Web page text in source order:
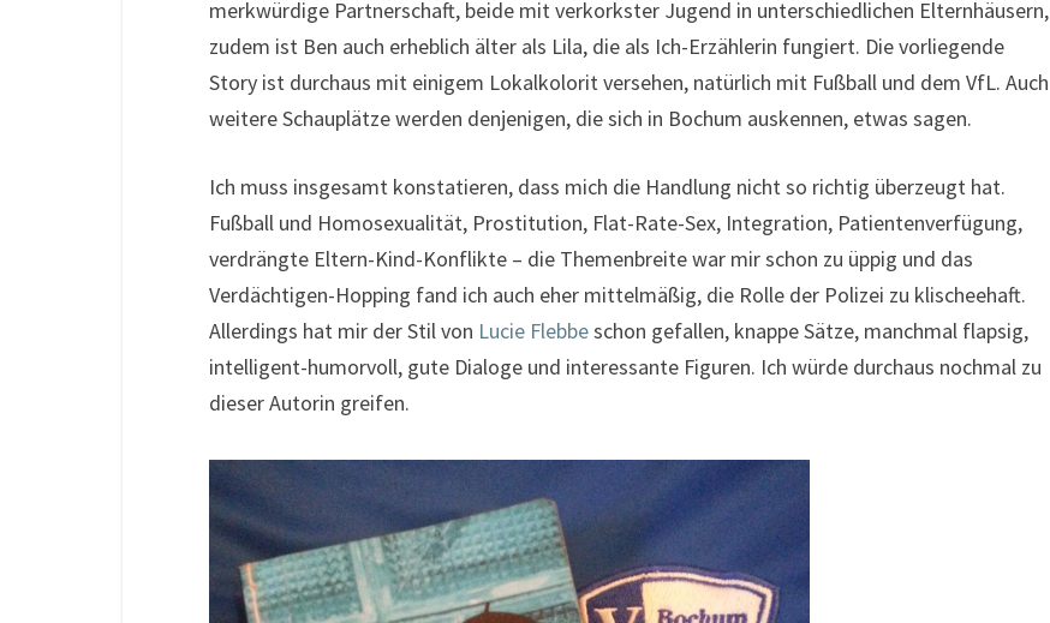
merkwürdige Partnerschaft, beide mit verkorkster Jugend in unterschiedlichen Elternhäusern,
zudem ist Ben auch erheblich älter als Lila, die als Ich-Erzählerin fungiert. Die vorliegende
Story ist durchaus mit einigem Lokalkolorit versehen, natürlich mit Fußball und dem VfL. Auch
weitere Schauplätze werden denjenigen, die sich in Bochum auskennen, etwas sagen.
Ich muss insgesamt konstatieren, dass mich die Handlung nicht so richtig überzeugt hat.
Fußball und Homosexualität, Prostitution, Flat-Rate-Sex, Integration, Patientenverfügung,
verdrängte Eltern-Kind-Konflikte – die Themenbreite war mir schon zu üppig und das
Verdächtigen-Hopping fand ich auch eher mittelmäßig, die Rolle der Polizei zu klischeehaft.
Allerdings hat mir der Stil von Lucie Flebbeschon gefallen, knappe Sätze, manchmal flapsig,
intelligent-humorvoll, gute Dialoge und interessante Figuren. Ich würde durchaus nochmal zu
dieser Autorin greifen.